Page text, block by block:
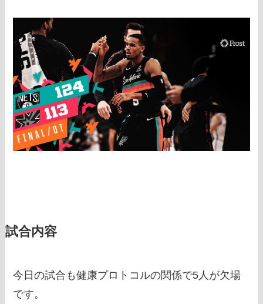
試合内容
今日の試合も健康プロトコルの関係で5人が欠場
です。